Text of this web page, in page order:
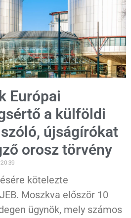
Európai
a külföldi
újságírókat
orosz törvény
20:39
kötelezte
Moszkva először 10
ügynök, mely számos